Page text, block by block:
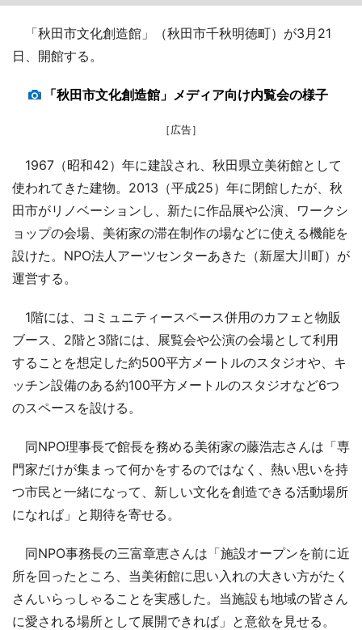
「秋田市文化創造館」（秋田市千秋明徳町）が3月21
日、開館する。
「秋田市文化創造館」メディア向け内覧会の様子
［広告］
1967（昭和42）年に建設され、秋田県立美術館として
使われてきた建物。2013（平成25）年に閉館したが、秋
田市がリノベーションし、新たに作品展や公演、ワークシ
ョップの会場、美術家の滞在制作の場などに使える機能を
設けた。NPO法人アーツセンターあきた（新屋大川町）が
運営する。
1階には、コミュニティースペース併用のカフェと物販
ブース、2階と3階には、展覧会や公演の会場として利用
することを想定した約500平方メートルのスタジオや、キ
ッチン設備のある約100平方メートルのスタジオなど6つ
のスペースを設ける。
同NPO理事長で館長を務める美術家の藤浩志さんは「専
門家だけが集まって何かをするのではなく、熱い思いを持
つ市民と一緒になって、新しい文化を創造できる活動場所
になれば」と期待を寄せる。
同NPO事務長の三富章恵さんは「施設オープンを前に近
所を回ったところ、当美術館に思い入れの大きい方がたく
さんいらっしゃることを実感した。当施設も地域の皆さん
に愛される場所として展開できれば」と意欲を見せる。